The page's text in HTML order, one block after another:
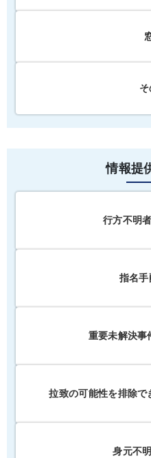
情報提
行方不明
指名手
重要未解決事
拉致の可能性を排除で
身元不